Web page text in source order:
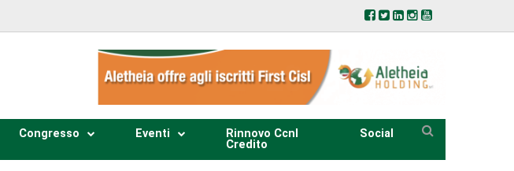
Congresso Eventi
Rinnovo Ccnl
Credito
Social